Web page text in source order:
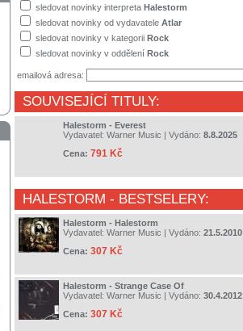
sledovat novinky interpreta Halestorm
sledovat novinky od vydavatele Atlar
sledovat novinky v kategorii Rock
sledovat novinky v oddělení Rock
emailová adresa:
SOUVISEJÍCÍ TITULY:
Halestorm - Everest
Vydavatel: Warner Music | Vydáno: 8.8.2025
Cena: 791 Kč
HALESTORM - BESTSELERY:
Halestorm - Halestorm
Vydavatel: Warner Music | Vydáno: 21.5.2010
Cena: 307 Kč
Halestorm - Strange Case Of
Vydavatel: Warner Music | Vydáno: 30.4.2012
Cena: 307 Kč